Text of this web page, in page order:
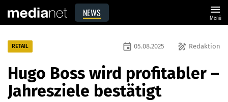
NEWS menu
Menü
RETAIL draw Redaktion
event 05.08.2025
Hugo Boss wird profitabler –
Jahresziele bestätigt